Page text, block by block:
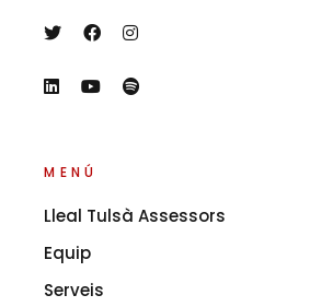
MENÚ
Lleal Tulsà Assessors
Equip
Serveis